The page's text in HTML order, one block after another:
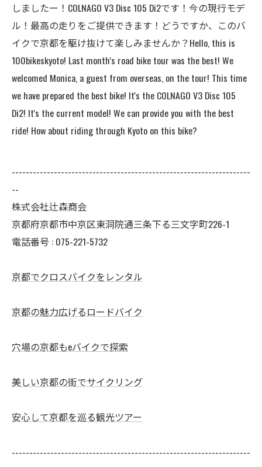
しましたー！COLNAGO V3 Disc 105 Di2です！今の現行モデ
ル！最高の走りをご提供できます！どうですか、このバ
イクで京都を駆け抜けて楽しみませんか？Hello, this is
100bikeskyoto! Last month's road bike tour was the best! We
welcomed Monica, a guest from overseas, on the tour! This time
we have prepared the best bike! It's the COLNAGO V3 Disc 105
Di2! It's the current model! We can provide you with the best
ride! How about riding through Kyoto on this bike?
--------------------------------------------------------------------
--
株式会社辻森商会
京都府京都市中京区東洞院通三条下る三文字町226-1
電話番号 : 075-221-5732
京都でクロスバイクをレンタル
京都の魅力広げるロードバイク
穴場の京都もeバイクで探索
美しい京都の街でサイクリング
安心して京都を巡る観光ツアー
--------------------------------------------------------------------